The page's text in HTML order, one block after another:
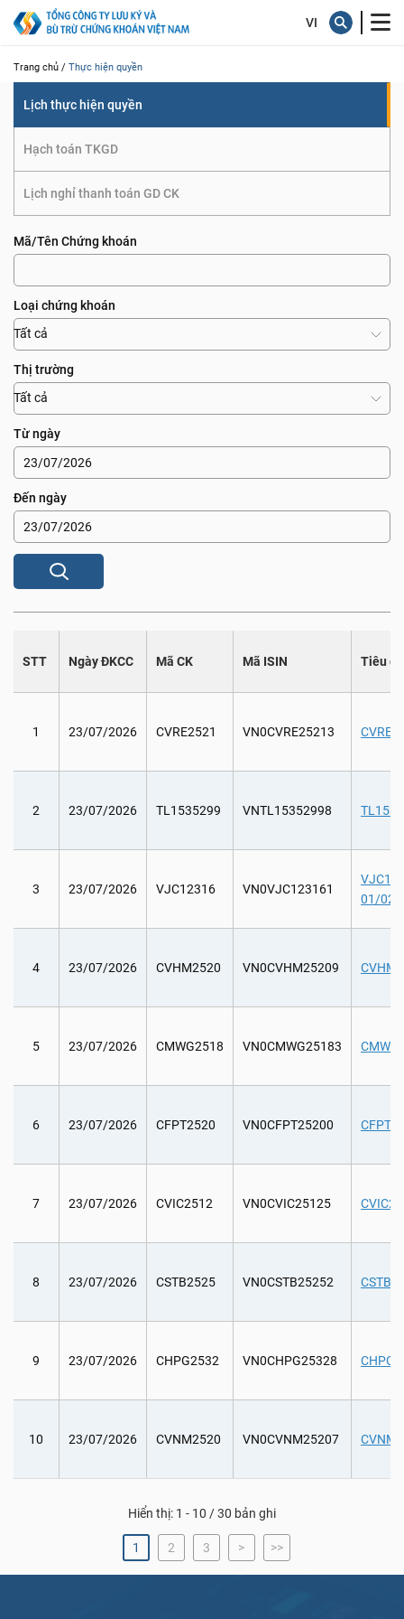
Trang chủ / Thực hiện quyền
Lịch thực hiện quyền
Hạch toán TKGD
Lịch nghỉ thanh toán GD CK
Mã/Tên Chứng khoán
Loại chứng khoán
Tất cả
Thị trường
Tất cả
Từ ngày
Đến ngày
STT Ngày ĐKCC Mã CK Mã ISIN Tiêu đề
1 23/07/2026 CVRE2521 VN0CVRE25213
2 23/07/2026 TL1535299 VNTL15352998
3 23/07/2026 VJC12316 VN0VJC123161
01/02/
4 23/07/2026 CVHM2520 VN0CVHM25209
5 23/07/2026 CMWG2518 VN0CMWG25183
6 23/07/2026 CFPT2520 VN0CFPT25200
7 23/07/2026 CVIC2512 VN0CVIC25125
8 23/07/2026 CSTB2525 VN0CSTB25252
9 23/07/2026 CHPG2532 VN0CHPG25328
10 23/07/2026 CVNM2520 VN0CVNM25207
Hiển thị: 1 - 10 / 30 bản ghi
1 2 3 > >>